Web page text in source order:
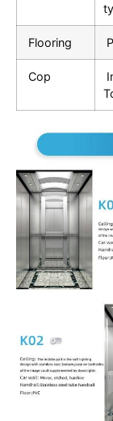
Flooring
Cop